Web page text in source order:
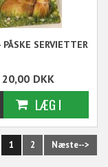
PÅSKE SERVIETTER
20,00 DKK
1 2 Næste-->